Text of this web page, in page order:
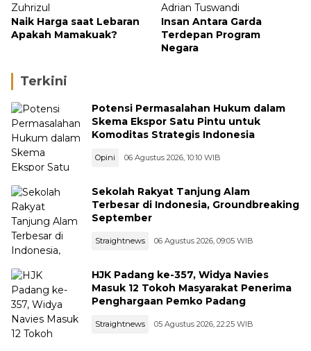
Zuhrizul
Naik Harga saat Lebaran
Apakah Mamakuak?
Adrian Tuswandi
Insan Antara Garda
Terdepan Program
Negara
Terkini
Potensi Permasalahan Hukum dalam
Skema Ekspor Satu Pintu untuk
Komoditas Strategis Indonesia
Opini 06 Agustus 2026, 10:10 WIB
Sekolah Rakyat Tanjung Alam
Terbesar di Indonesia, Groundbreaking
September
Straightnews 06 Agustus 2026, 09:05 WIB
HJK Padang ke-357, Widya Navies
Masuk 12 Tokoh Masyarakat Penerima
Penghargaan Pemko Padang
Straightnews 05 Agustus 2026, 22:25 WIB